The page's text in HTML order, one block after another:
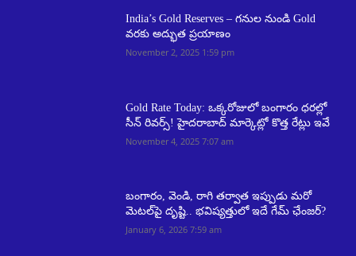
India’s Gold Reserves – గనుల నుండి Gold
వరకు అద్భుత ప్రయాణం
November 2, 2025 1:59 pm
Gold Rate Today: ఒక్కరోజులో బంగారం ధరల్లో
సీన్ రివర్స్! హైదరాబాద్ మార్కెట్లో కొత్త రేట్లు ఇవే
November 4, 2025 7:07 am
బంగారం, వెండి, రాగి తర్వాత ఇప్పుడు మరో
మెటల్‌పై దృష్టి.. భవిష్యత్తులో ఇదే గేమ్ ఛేంజర్?
January 6, 2026 7:59 am